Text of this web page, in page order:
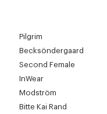
Pilgrim
Becksöndergaard
Second Female
InWear
Modström
Bitte Kai Rand